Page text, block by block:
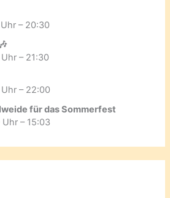
– 20:30
– 21:30
– 22:00
für das Sommerfest
– 15:03